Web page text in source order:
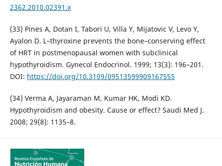
2362.2010.02391.x
(33) Pines A, Dotan I, Tabori U, Villa Y, Mijatovic V, Levo Y,
Ayalon D. L–thyroxine prevents the bone–conserving effect
of HRT in postmenopausal women with subclinical
hypothyroidism. Gynecol Endocrinol. 1999; 13(3): 196–201.
DOI: https://doi.org/10.3109/09513599909167555
(34) Verma A, Jayaraman M, Kumar HK, Modi KD.
Hypothyroidism and obesity. Cause or effect? Saudi Med J.
2008; 29(8): 1135–8.